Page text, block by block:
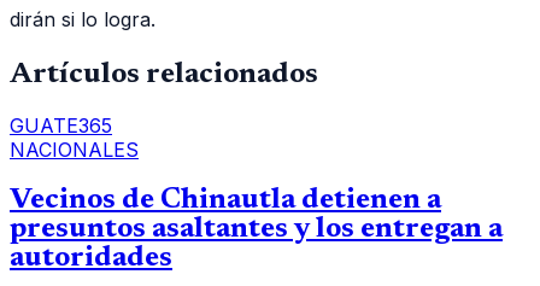
dirán si lo logra.
Artículos relacionados
GUATE365
NACIONALES
Vecinos de Chinautla detienen a
presuntos asaltantes y los entregan a
autoridades